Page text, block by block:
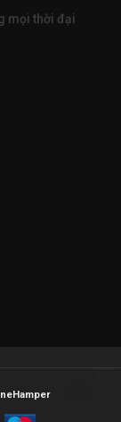
mọi thời đại